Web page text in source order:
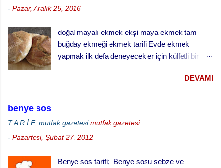
- Pazar, Aralık 25, 2016
doğal mayalı ekmek ekşi maya ekmek tam
buğday ekmeği ekmek tarifi Evde ekmek
yapmak ilk defa deneyecekler için külfetli bir
ve aktif halde kalmasını sağlamak çok dikkat ve
çaba gerektiriyor. Hatta bizim evde ekşi maya
… besledin mi, gazını aldın mı gibi diyaloglar hiç
DEVAMI
benye sos
T A R İ F; mutfak gazetesi mutfak gazetesi
- Pazartesi, Şubat 27, 2012
Benye sos tarifi; Benye sosu sebze ve